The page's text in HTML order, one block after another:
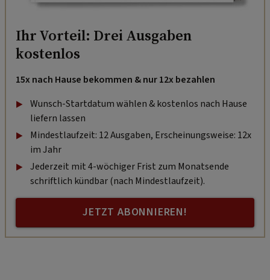
Ihr Vorteil: Drei Ausgaben
kostenlos
15x nach Hause bekommen & nur 12x bezahlen
Wunsch-Startdatum wählen & kostenlos nach Hause
liefern lassen
Mindestlaufzeit: 12 Ausgaben, Erscheinungsweise: 12x
im Jahr
Jederzeit mit 4-wöchiger Frist zum Monatsende
schriftlich kündbar (nach Mindestlaufzeit).
JETZT ABONNIEREN!